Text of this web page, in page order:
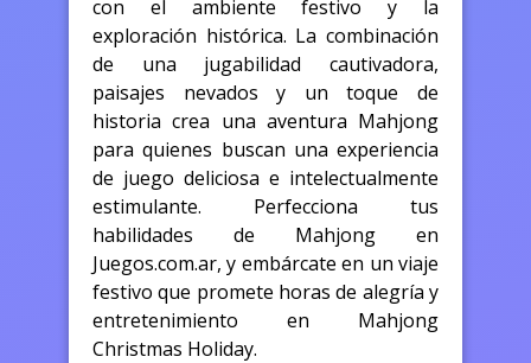
con el ambiente festivo y la
exploración histórica. La combinación
de una jugabilidad cautivadora,
paisajes nevados y un toque de
historia crea una aventura Mahjong
para quienes buscan una experiencia
de juego deliciosa e intelectualmente
estimulante. Perfecciona tus
habilidades de Mahjong en
Juegos.com.ar, y embárcate en un viaje
festivo que promete horas de alegría y
entretenimiento en Mahjong
Christmas Holiday.